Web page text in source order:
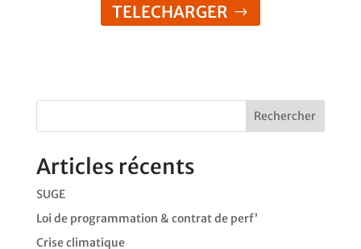
TELECHARGER
Rechercher
Articles récents
SUGE
Loi de programmation & contrat de perf’
Crise climatique